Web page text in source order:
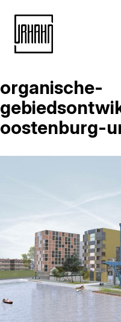
Naar
inhoud
organische-
oostenburg-